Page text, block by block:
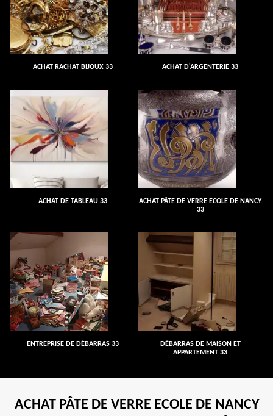
ACHAT RACHAT BIJOUX 33 ACHAT D'ARGENTERIE 33
ACHAT DE TABLEAU 33
ACHAT PÂTE DE VERRE ECOLE DE NANCY
33
ENTREPRISE DE DÉBARRAS 33
DÉBARRAS DE MAISON ET
APPARTEMENT 33
ACHAT PÂTE DE VERRE ECOLE DE NANCY